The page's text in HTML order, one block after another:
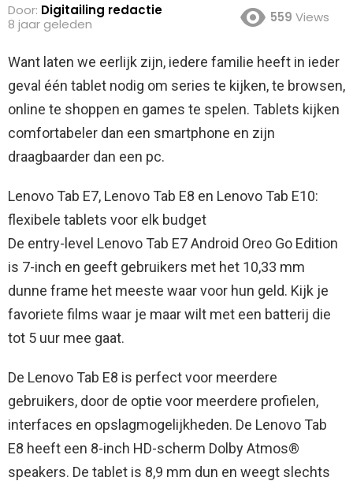
Door: Digitailing redactie
8 jaar geleden
559 Views
Want laten we eerlijk zijn, iedere familie heeft in ieder
geval één tablet nodig om series te kijken, te browsen,
online te shoppen en games te spelen. Tablets kijken
comfortabeler dan een smartphone en zijn
draagbaarder dan een pc.
Lenovo Tab E7, Lenovo Tab E8 en Lenovo Tab E10:
flexibele tablets voor elk budget
De entry-level Lenovo Tab E7 Android Oreo Go Edition
is 7-inch en geeft gebruikers met het 10,33 mm
dunne frame het meeste waar voor hun geld. Kijk je
favoriete films waar je maar wilt met een batterij die
tot 5 uur mee gaat.
De Lenovo Tab E8 is perfect voor meerdere
gebruikers, door de optie voor meerdere profielen,
interfaces en opslagmogelijkheden. De Lenovo Tab
E8 heeft een 8-inch HD-scherm Dolby Atmos®
speakers. De tablet is 8,9 mm dun en weegt slechts